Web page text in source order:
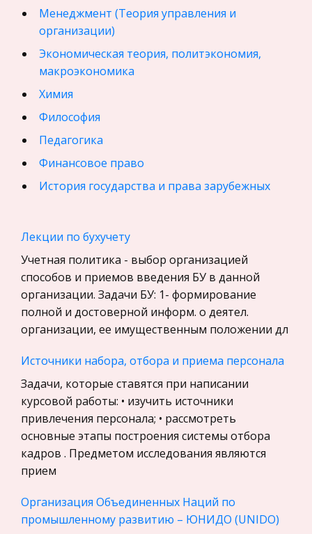
Менеджмент (Теория управления и
организации)
Экономическая теория, политэкономия,
макроэкономика
Химия
Философия
Педагогика
Финансовое право
История государства и права зарубежных
Искусство, Культура, Литература
Компьютерные сети
Материаловедение
Программирование, Базы данных
Бухгалтерский учет
История
Уголовное право
Экскурсии и туризм
Маркетинг, товароведение, реклама
Социология
Религия
Лекции по бухучету
Учетная политика - выбор организацией
способов и приемов введения БУ в данной
организации. Задачи БУ: 1- формирование
полной и достоверной информ. о деятел.
организации, ее имущественным положении дл
Источники набора, отбора и приема персонала
Задачи, которые ставятся при написании
курсовой работы: • изучить источники
привлечения персонала; • рассмотреть
основные этапы построения системы отбора
кадров . Предметом исследования являются
прием
Организация Объединенных Наций по
промышленному развитию – ЮНИДО (UNIDO)